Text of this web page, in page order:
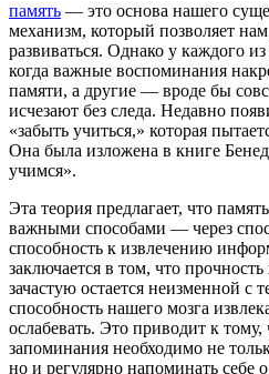
память — это основа нашего
механизм, который позволяет
развиваться. Однако у каждого
когда важные воспоминания
памяти, а другие — вроде бы
исчезают без следа. Недавно
«забыть учиться,» которая
Она была изложена в книге
учимся».
Эта теория предлагает, что
важными способами — через
способность к извлечению
заключается в том, что
зачастую остается неизменной с
способность нашего мозга
ослабевать. Это приводит к
запоминания необходимо не
но и регулярно напоминать себе